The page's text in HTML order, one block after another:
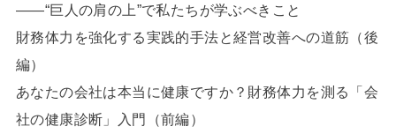
――“巨人の肩の上”で私たちが学ぶべきこと
財務体力を強化する実践的手法と経営改善への道筋（後
編）
あなたの会社は本当に健康ですか？財務体力を測る「会
社の健康診断」入門（前編）